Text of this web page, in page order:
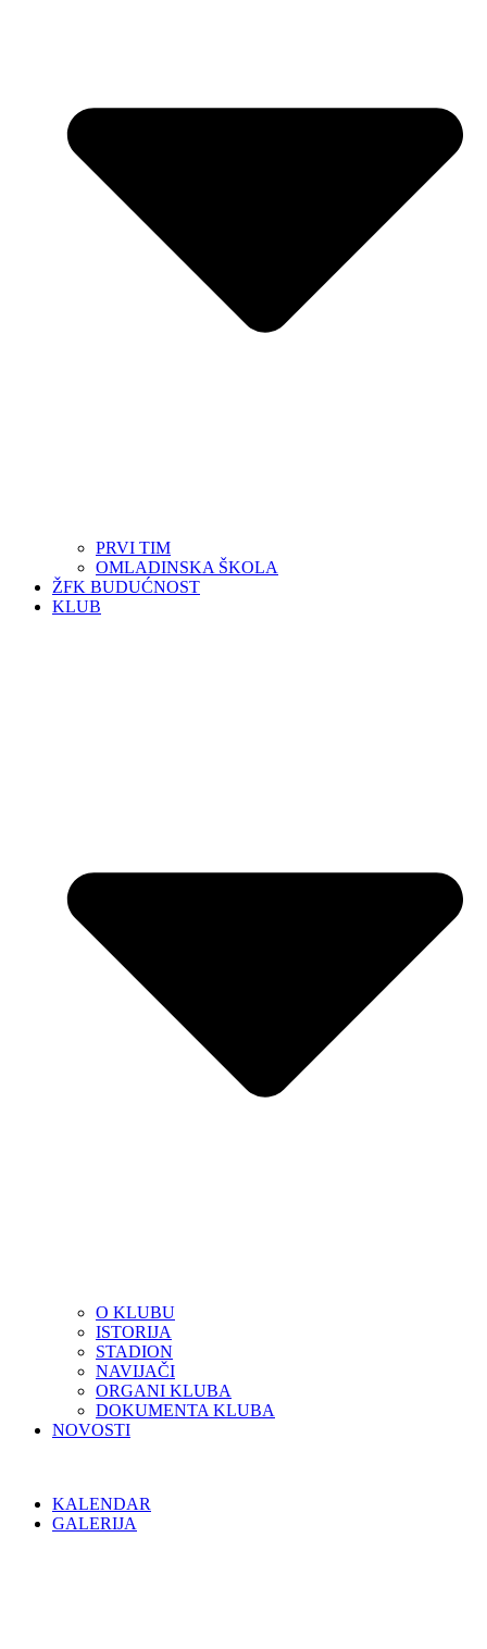
PRVI TIM
OMLADINSKA ŠKOLA
ŽFK BUDUĆNOST
KLUB
O KLUBU
ISTORIJA
STADION
NAVIJAČI
ORGANI KLUBA
DOKUMENTA KLUBA
NOVOSTI
KALENDAR
GALERIJA